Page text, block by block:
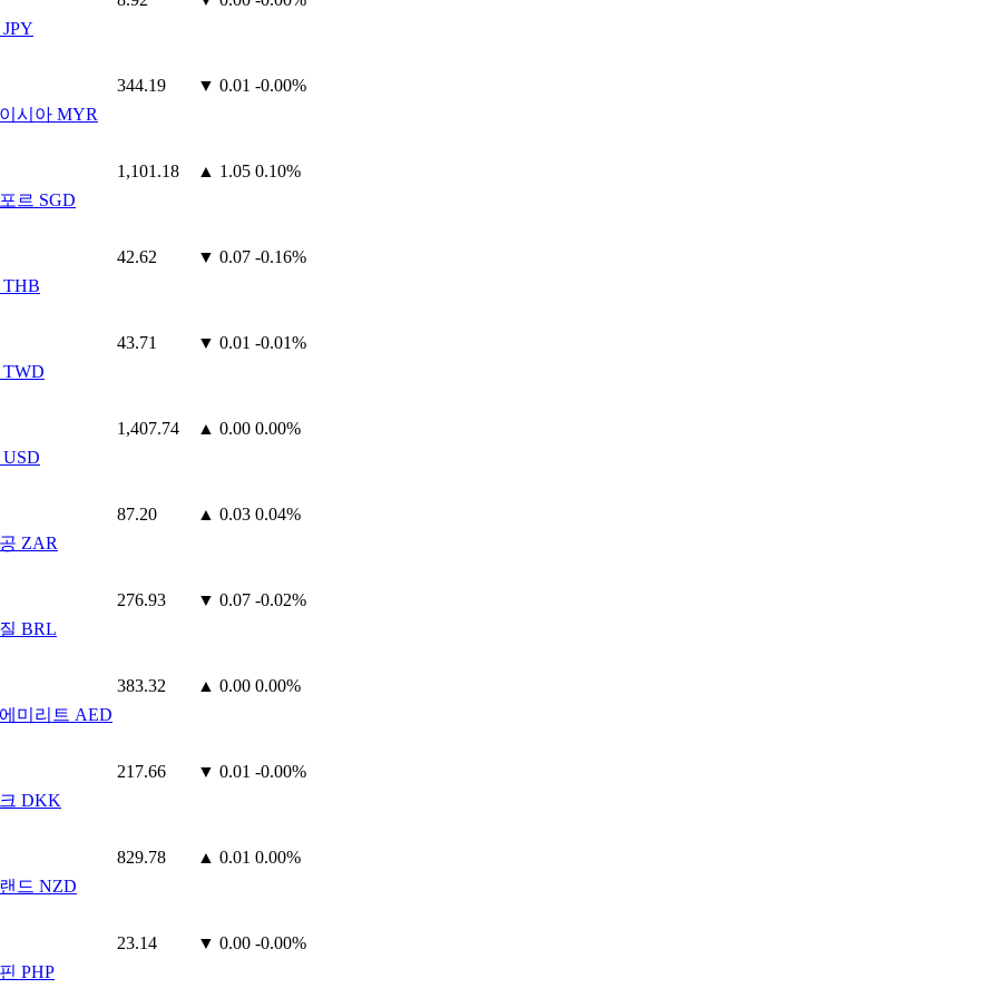
시아 MYR
344.19 ▼ 0.01 -0.00%
르 SGD
1,101.18 ▲ 1.05 0.10%
THB
42.62 ▼ 0.07 -0.16%
43.71 ▼ 0.01 -0.01%
1,407.74 ▲ 0.00 0.00%
ZAR
87.20 ▲ 0.03 0.04%
BRL
276.93 ▼ 0.07 -0.02%
미리트 AED
383.32 ▲ 0.00 0.00%
DKK
217.66 ▼ 0.01 -0.00%
드 NZD
829.78 ▲ 0.01 0.00%
PHP
23.14 ▼ 0.00 -0.00%